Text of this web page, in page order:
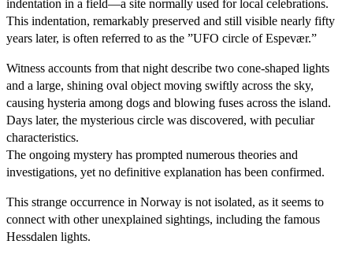
indentation in a field—a site normally used for local celebrations.
This indentation, remarkably preserved and still visible nearly fifty
years later, is often referred to as the ”UFO circle of Espevær.”
Witness accounts from that night describe two cone-shaped lights
and a large, shining oval object moving swiftly across the sky,
causing hysteria among dogs and blowing fuses across the island.
Days later, the mysterious circle was discovered, with peculiar
characteristics.
The ongoing mystery has prompted numerous theories and
investigations, yet no definitive explanation has been confirmed.
This strange occurrence in Norway is not isolated, as it seems to
connect with other unexplained sightings, including the famous
Hessdalen lights.